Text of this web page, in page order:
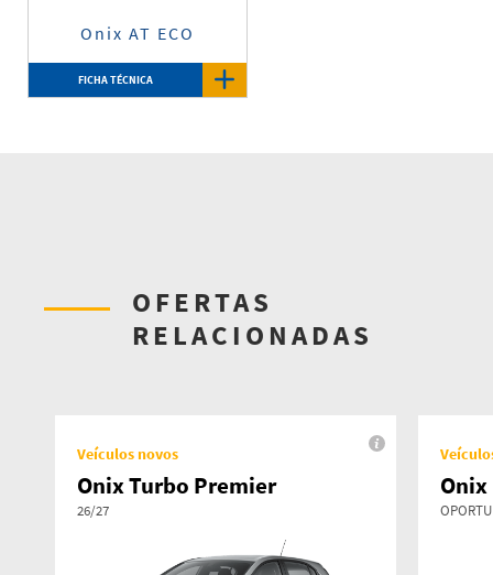
Onix AT ECO
FICHA TÉCNICA
OFERTAS
RELACIONADAS
Veículos novos
Onix Turbo Premier
26/27
Onix